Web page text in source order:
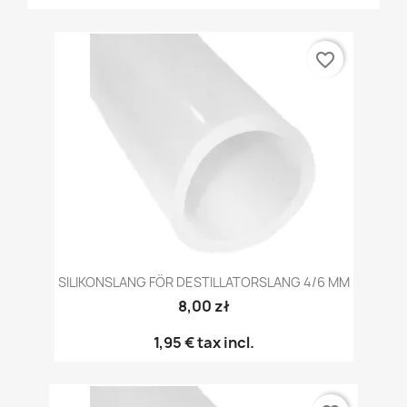
SILIKONSLANG FÖR DESTILLATORSLANG 4/6 MM
8,00 zł
1,95 €tax incl.
favorite_border